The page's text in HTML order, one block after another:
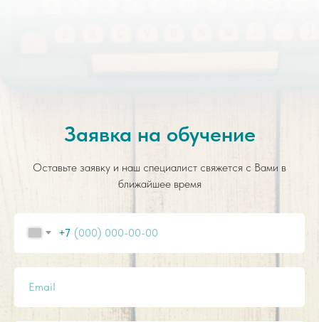
Заявка на обучение
Оставьте заявку и наш специалист свяжется с Вами в
ближайшее время
+7
Email